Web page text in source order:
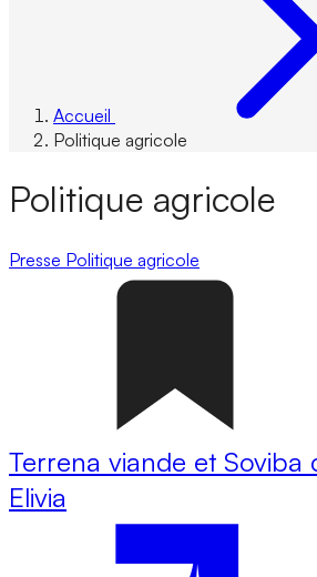
Accueil
Politique agricole
Politique agricole
Presse Politique agricole
Terrena viande et Soviba
Elivia